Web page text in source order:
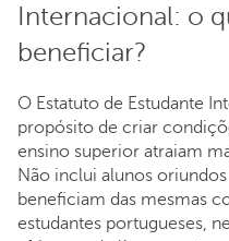
Internacional: o
beneficiar?
O Estatuto de Estudante
propósito de criar
ensino superior atraiam
Não inclui alunos
beneficiam das mesmas
estudantes portugueses,